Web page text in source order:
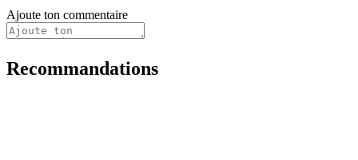
Ajoute ton commentaire
Recommandations